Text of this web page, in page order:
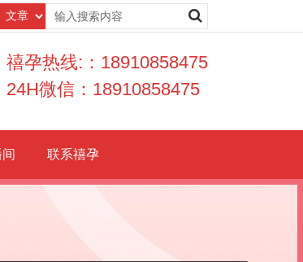
禧孕热线:：18910858475
24H微信：18910858475
联系禧孕